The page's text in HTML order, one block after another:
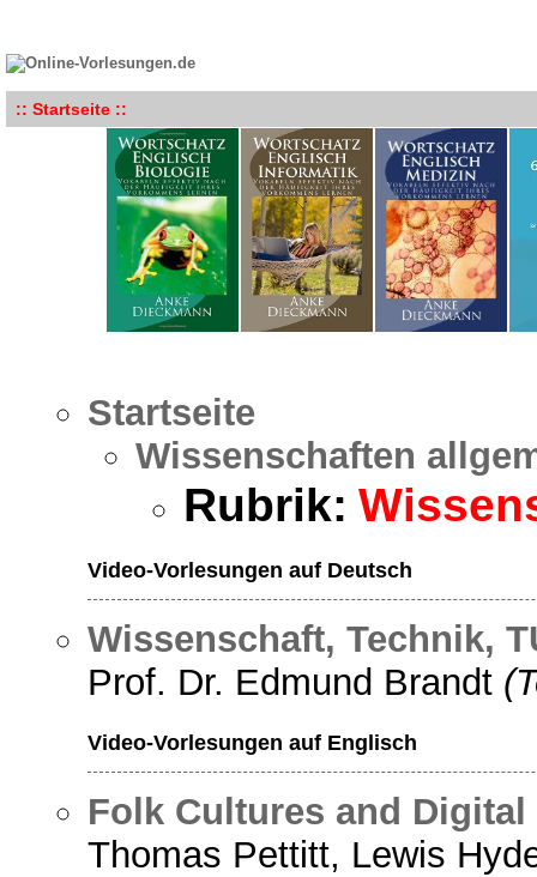
:: Startseite ::
Startseite
Wissenschaften
Rubrik:
Video-Vorlesungen auf Deutsch
Wissenschaft, Technik,
Prof. Dr. Edmund Brandt
Video-Vorlesungen auf Englisch
Folk Cultures and
Thomas Pettitt, Lewis